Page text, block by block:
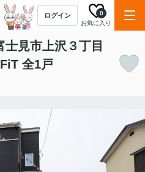
ログイン
お気に入り
0
士見市上沢３丁目
全1戸